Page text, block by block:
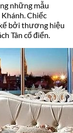
những mẫu
Chiếc
bởi thương hiệu
Tân cổ điển.